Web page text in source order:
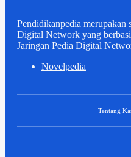
Pendidikanpedia merupakan
Digital Network yang
Jaringan Pedia Digital
Novelpedia
Tentang